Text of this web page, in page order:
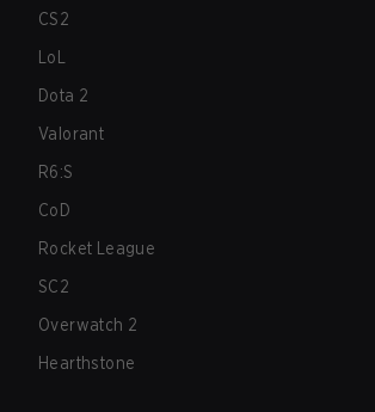
CS2
LoL
Dota 2
Valorant
R6:S
CoD
Rocket League
SC2
Overwatch 2
Hearthstone